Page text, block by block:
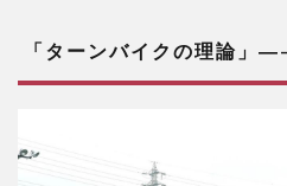
学
2
「ターンバイクの理論」